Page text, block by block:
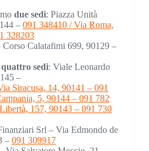
due sedi: Piazza Unità
– 091 348410 / Via Roma,
328203
Calatafimi 699, 90129 –
quattro sedi: Viale Leonardo
–
Siracusa, 14, 90141 – 091
5, 90144 – 091 782
157, 90143 – 091 730
Srl – Via Edmondo de
– 091 309917